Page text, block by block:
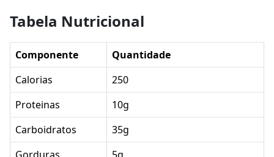
Tabela Nutricional
Componente
Quantidade
Calorias
250
Proteinas
10g
Carboidratos
35g